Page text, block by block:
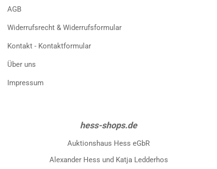
AGB
Widerrufsrecht & Widerrufsformular
Kontakt - Kontaktformular
Über uns
Impressum
hess-shops.de
Auktionshaus Hess eGbR
Alexander Hess und Katja Ledderhos